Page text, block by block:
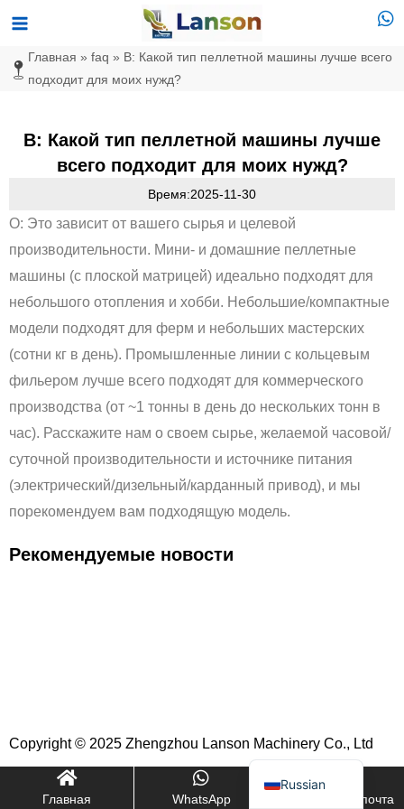
Перейти
содержимому
Главное
меню
Главная » faq » В: Какой тип пеллетной машины лучше всего
подходит для моих нужд?
В: Какой тип пеллетной машины лучше
всего подходит для моих нужд?
Время:2025-11-30
О: Это зависит от вашего сырья и целевой
производительности. Мини- и домашние пеллетные
машины (с плоской матрицей) идеально подходят для
небольшого отопления и хобби. Небольшие/компактные
модели подходят для ферм и небольших мастерских
(сотни кг в день). Промышленные линии с кольцевым
фильером лучше всего подходят для коммерческого
производства (от ~1 тонны в день до нескольких тонн в
час). Расскажите нам о своем сырье, желаемой часовой/
суточной производительности и источнике питания
(электрический/дизельный/карданный привод), и мы
порекомендуем вам подходящую модель.
Рекомендуемые новости
Copyright © 2025 Zhengzhou Lanson Machinery Co., Ltd
Главная WhatsApp Электронная почта
Russian
English
Turkish
Portuguese
Indonesian